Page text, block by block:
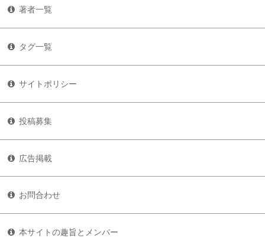
著者一覧
タグ一覧
サイトポリシー
投稿募集
広告掲載
お問合わせ
本サイトの趣旨とメンバー